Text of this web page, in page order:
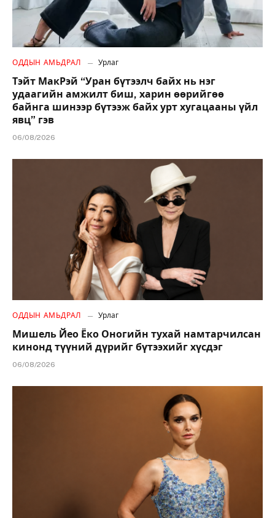
ОДДЫН АМЬДРАЛ Урлаг
Тэйт МакРэй “Уран бүтээлч байх нь нэг
удаагийн амжилт биш, харин өөрийгөө
байнга шинээр бүтээж байх урт хугацааны үйл
явц” гэв
06/08/2026
ОДДЫН АМЬДРАЛ Урлаг
Мишель Йео Ёко Оногийн тухай намтарчилсан
кинонд түүний дүрийг бүтээхийг хүсдэг
06/08/2026